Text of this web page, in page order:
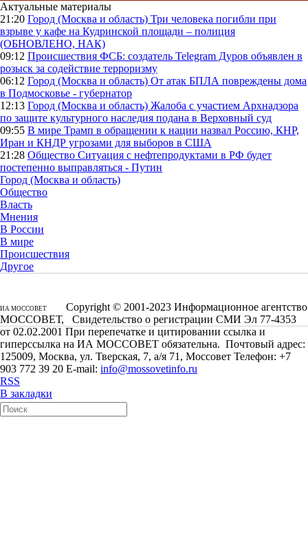
Актуальные материалы
21:20 Город (Москва и область) Три человека погибли при
взрыве у кафе на Кудринской площади – полиция
(ОБНОВЛЕНО, НАК)
09:12 Происшествия ФСБ: создатель Telegram Дуров объявлен в
розыск за содействие терроризму
06:12 Город (Москва и область) От атак БПЛА повреждены дома
в Подмосковье - губернатор
12:13 Город (Москва и область) Жалоба с участием Архнадзора
по защите культурного наследия подана в Верховный суд
09:55 В мире Трамп в обращении к нации назвал Россию, КНР,
Иран и КНДР угрозами для выборов в США
21:28 Общество Ситуация с нефтепродуктами в РФ будет
постепенно выправляться - Путин
Город (Москва и область)
Общество
Власть
Мнения
В России
В мире
Происшествия
Другое
ИА МОССОВЕТ
Copyright © 2001-2023 Информационное агентство
МОССОВЕТ, Свидетельство о регистрации СМИ Эл 77-4353
от 02.02.2001 При перепечатке и цитировании ссылка и
гиперссылка на ИА МОССОВЕТ обязательна. Почтовый адрес:
125009, Москва, ул. Тверская, 7, а/я 71, Моссовет Телефон: +7
903 772 39 20 E-mail: info@mossovetinfo.ru
RSS
В закладки